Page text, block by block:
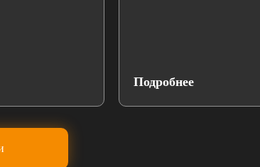
Подробнее